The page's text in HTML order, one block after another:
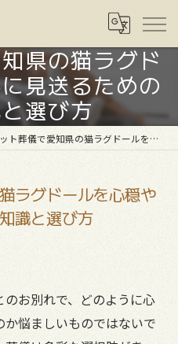
県の猫ラグド
見送るための
選び方
葬儀で愛知県の猫ラグドールを心穏やかに見送るための基礎知識と選び方
ラグドールを心穏や
識と選び方
お別れで、どのように心
悩ましいものではないで